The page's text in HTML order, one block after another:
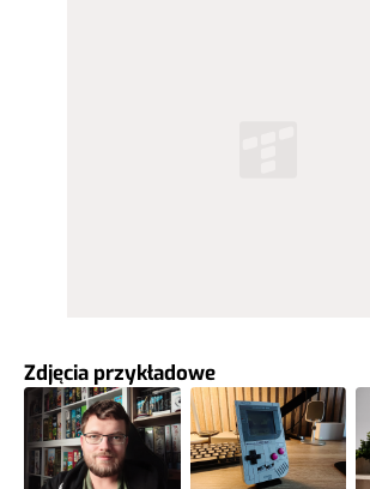
Zdjęcia przykładowe